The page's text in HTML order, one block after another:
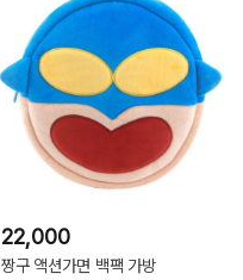
22,000
짱구 액션가면 백팩 가방